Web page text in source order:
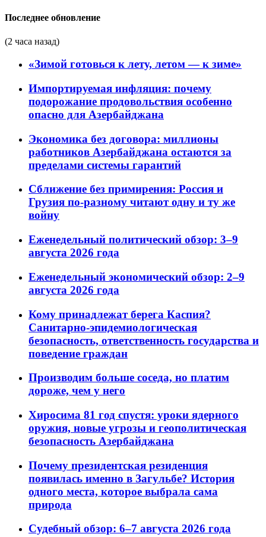
Последнее обновление
(2 часа назад)
«Зимой готовься к лету, летом — к зиме»
Импортируемая инфляция: почему
подорожание продовольствия особенно
опасно для Азербайджана
Экономика без договора: миллионы
работников Азербайджана остаются за
пределами системы гарантий
Сближение без примирения: Россия и
Грузия по-разному читают одну и ту же
войну
Еженедельный политический обзор: 3–9
августа 2026 года
Еженедельный экономический обзор: 2–9
августа 2026 года
Кому принадлежат берега Каспия?
Санитарно-эпидемиологическая
безопасность, ответственность государства и
поведение граждан
Производим больше соседа, но платим
дороже, чем у него
Хиросима 81 год спустя: уроки ядерного
оружия, новые угрозы и геополитическая
безопасность Азербайджана
Почему президентская резиденция
появилась именно в Загульбе? История
одного места, которое выбрала сама
природа
Судебный обзор: 6–7 августа 2026 года